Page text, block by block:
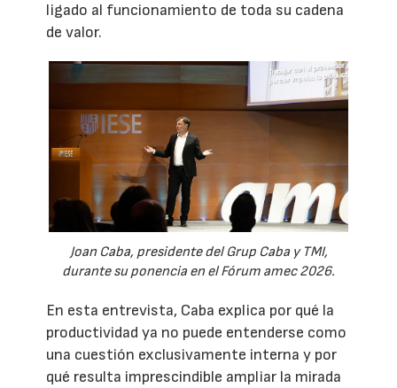
ligado al funcionamiento de toda su cadena
de valor.
Joan Caba, presidente del Grup Caba y TMI,
durante su ponencia en el Fórum amec 2026.
En esta entrevista, Caba explica por qué la
productividad ya no puede entenderse como
una cuestión exclusivamente interna y por
qué resulta imprescindible ampliar la mirada